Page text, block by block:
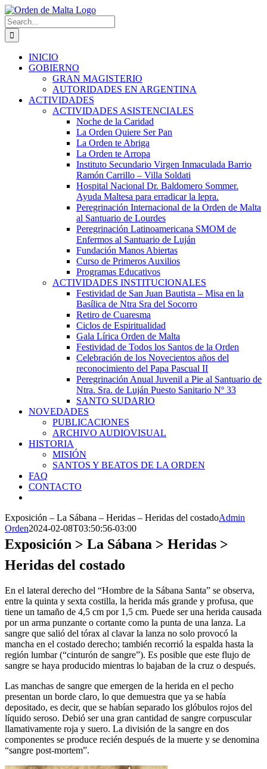
Skip
to
content
Search
for:
INICIO
GOBIERNO
GRAN MAGISTERIO
AUTORIDADES EN ARGENTINA
ACTIVIDADES
ACTIVIDADES ASISTENCIALES
Noche de la Caridad
La Orden Quiere Ser Pan
La Orden te Abriga
La Orden te Arropa
Instituto Secundario Virgen Inmaculada Barrio
Ramón Carrillo – Villa Soldati
Hospital Nacional Dr. Baldomero Sommer.
Ayuda Maltesa para erradicar la lepra.
Peregrinación Internacional de la Orden de Malta
al Santuario de Lourdes
Peregrinación Latinoamericana SMOM de
Enfermos al Santuario de Luján
Fundación Manos Abiertas
Curso de Primeros Auxilios
Programas Educativos
ACTIVIDADES INSTITUCIONALES
Festividad de San Juan Bautista – Misa en la
Basílica de Ntra Sra del Socorro
Retiro de Cuaresma
Ciclos de Espiritualidad
Gala Lírica Orden de Malta
Festividad de Todos los Santos de la Orden
Celebración de los Novecientos años del
reconocimiento del Papa Pascual II
Peregrinación Anual Juvenil a Pie al Santuario de
Ntra. Sra. de Luján Puesto Sanitario Nº 33
SANTO SUDARIO
NOVEDADES
PUBLICACIONES
ARCHIVO AUDIOVISUAL
HISTORIA
MISIÓN
SANTOS Y BEATOS DE LA ORDEN
FAQ
CONTACTO
Exposición – La Sábana – Heridas – Heridas del costadoAdmin
Orden2024-02-08T03:50:56-03:00
Exposición > La Sábana > Heridas >
Heridas del costado
En el lateral derecho del “Hombre de la Sábana Santa” se observa,
entre la quinta y sexta costilla, la herida más grande y profusa, que
tiene un tamaño de 4,5 cm por 1,5 cm. Puede ser una herida causada
por un arma punzante o cortante como la punta de una lanza. La
sangre que salió del tórax al clavar la lanza no solo provocó la
mancha en el costado derecho; también recorrió la espalda hasta la
región lumbar (“cinturón de sangre”). Es posible que este flujo de
sangre se haya producido mientras lo bajaban de la cruz o después.
Las manchas de sangre que emergen de la herida en el pecho
presentan un borde claro, lo que demuestra que ya se había
depositado, es decir, que se habían separado los glóbulos rojos del
líquido seroso. Debió ser una gran cantidad de sangre corpuscular
llamativamente roja y suero. La división de la sangre en dos
componentes se produce recién después de la muerte y se denomina
“sangre post-mortem”.